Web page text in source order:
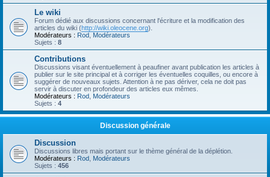
Le wiki
Forum dédié aux discussions concernant l'écriture et la modification des
articles du wiki (http://wiki.oleocene.org).
Modérateurs : Rod Modérateurs
Sujets : 8
Contributions
Discussions visant éventuellement à peaufiner avant publication les articles à
publier sur le site principal et à corriger les éventuelles coquilles, ou encore à
suggérer de nouveaux sujets. Attention à ne pas dériver, cela ne doit pas
servir à discuter en profondeur des articles eux mêmes.
Modérateurs : Rod Modérateurs
Sujets : 4
Discussion générale
Discussion
Discussions libres mais portant sur le thème général de la déplétion.
Modérateurs : Rod Modérateurs
Sujets : 456